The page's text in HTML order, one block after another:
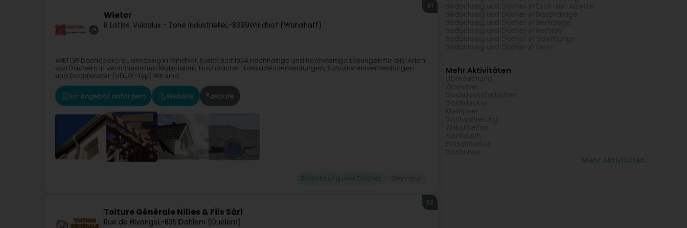
Wietor
8 Lotiss. Vulcalux - Zone IndustrielleL-8399Windhof (Wandhaff)
81
WIETOR Dachdeckerei, ansässig in Windhof, bietet seit 1964 nachhaltige und hochwertige Lösungen für alle Arten
von Dächern in verschiedenen Materialien, Flachdächer, Fassadenverkleidungen, Schornsteinverkleidungen
und Dachfenster (VELUX-Typ).Wir sind...
Ein Angebot anfordern Website Route
Toiture Générale Nilles & Fils Sàrl
Rue de HivangeL-8351Dahlem (Duelem)
82
Mehr Aktivitäten
Mehr Aktivitäten